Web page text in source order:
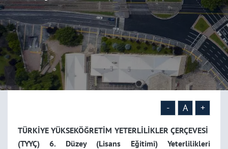
- A +
TÜRKİYE YÜKSEKÖĞRETİM YETERLİLİKLER ÇERÇEVESİ
(TYYÇ) 6. Düzey (Lisans Eğitimi) Yeterlilikleri